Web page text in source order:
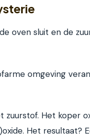
oven sluit en de
omgeving
zuurstof. Het koper
Het resultaat?